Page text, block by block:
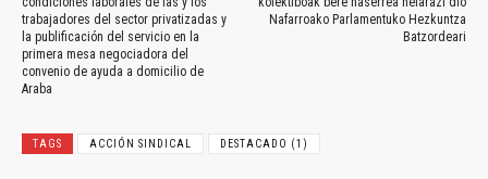
trabajadores del sector privatizadas y
la publificación del servicio en la
primera mesa negociadora del
convenio de ayuda a domicilio de
Araba
Nafarroako Parlamentuko Hezkuntza
Batzordeari
TAGS ACCIÓN SINDICAL DESTACADO (1)